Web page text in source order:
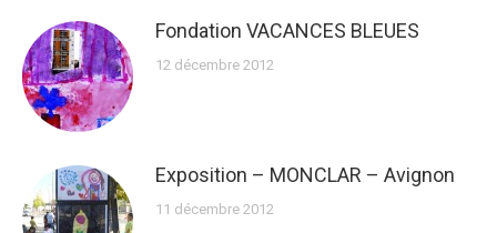
Fondation VACANCES BLEUES
12 décembre 2012
Exposition – MONCLAR – Avignon
11 décembre 2012